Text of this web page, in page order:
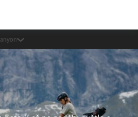
Canyon